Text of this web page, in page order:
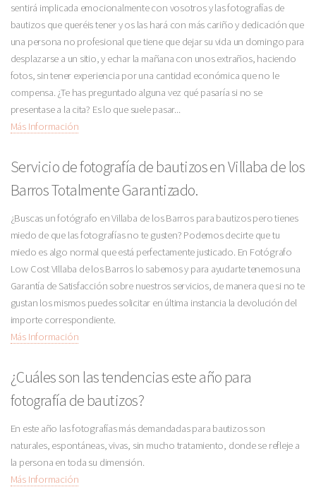
sentirá implicada emocionalmente con vosotros y las fotografías de
bautizos que queréis tener y os las hará con más cariño y dedicación que
una persona no profesional que tiene que dejar su vida un domingo para
desplazarse a un sitio, y echar la mañana con unos extraños, haciendo
fotos, sin tener experiencia por una cantidad económica que no le
compensa. ¿Te has preguntado alguna vez qué pasaría si no se
presentase a la cita? Es lo que suele pasar...
Más Información
Servicio de fotografía de bautizos en Villaba de los
Barros Totalmente Garantizado.
¿Buscas un fotógrafo en Villaba de los Barros para bautizos pero tienes
miedo de que las fotografías no te gusten? Podemos decirte que tu
miedo es algo normal que está perfectamente justicado. En Fotógrafo
Low Cost Villaba de los Barros lo sabemos y para ayudarte tenemos una
Garantía de Satisfacción sobre nuestros servicios, de manera que si no te
gustan los mismos puedes solicitar en última instancia la devolución del
importe correspondiente.
Más Información
¿Cuáles son las tendencias este año para
fotografía de bautizos?
En este año las fotografías más demandadas para bautizos son
naturales, espontáneas, vivas, sin mucho tratamiento, donde se refleje a
la persona en toda su dimensión.
Más Información